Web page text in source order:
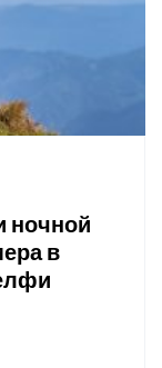
ночной
в